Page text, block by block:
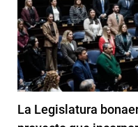
La Legislatura